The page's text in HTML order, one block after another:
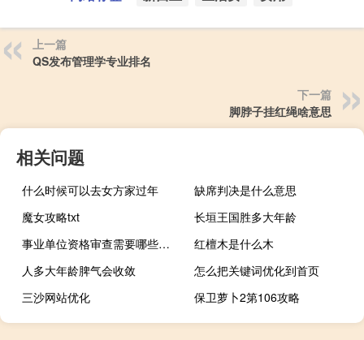
上一篇
QS发布管理学专业排名
下一篇
脚脖子挂红绳啥意思
相关问题
什么时候可以去女方家过年
缺席判决是什么意思
魔女攻略txt
长垣王国胜多大年龄
事业单位资格审查需要哪些材料
红檀木是什么木
人多大年龄脾气会收敛
怎么把关键词优化到首页
三沙网站优化
保卫萝卜2第106攻略